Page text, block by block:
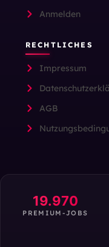
Anmelden
RECHTLICHES
Impressum
AGB
19.970
PREMIUM-JOBS